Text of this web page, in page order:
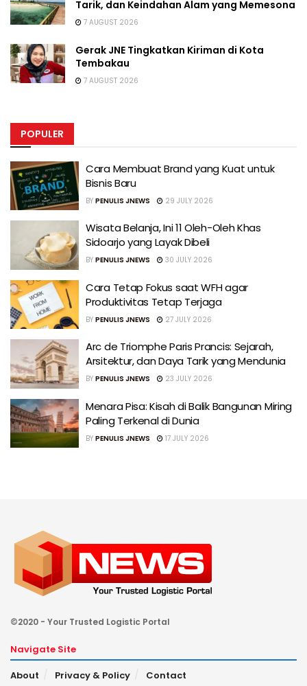
Tarik, dan Keindahan Alam yang Memesona
7 AUGUST 2026
Gerak JNE Tingkatkan Kiriman di Kota
Tembakau
7 AUGUST 2026
POPULER
Cara Membuat Brand yang Kuat untuk
Bisnis Baru
BY PENULIS JNEWS 29 JULY 2026
Wisata Belanja, Ini 11 Oleh-Oleh Khas
Sidoarjo yang Layak Dibeli
BY PENULIS JNEWS 30 JULY 2026
Cara Tetap Fokus saat WFH agar
Produktivitas Tetap Terjaga
BY PENULIS JNEWS 27 JULY 2026
Arc de Triomphe Paris Prancis: Sejarah,
Arsitektur, dan Daya Tarik yang Mendunia
BY PENULIS JNEWS 23 JULY 2026
Menara Pisa: Kisah di Balik Bangunan Miring
Paling Terkenal di Dunia
BY PENULIS JNEWS 17 JULY 2026
©2020 - Your Trusted Logistic Portal
Navigate Site
About
Privacy & Policy Contact